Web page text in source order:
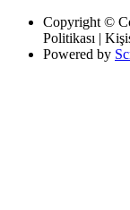
Copyright ©
Politikası |
Powered by